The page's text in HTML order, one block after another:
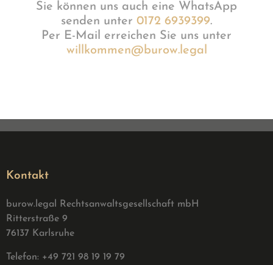
Sie können uns auch eine WhatsApp
senden unter 0172 6939399.
Per E-Mail erreichen Sie uns unter
willkommen@burow.legal
Kontakt
burow.legal Rechtsanwaltsgesellschaft mbH
Ritterstraße 9
76137 Karlsruhe
Telefon: +49 721 98 19 19 79